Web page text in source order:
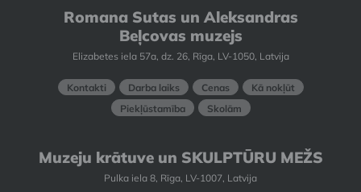
Romana Sutas un Aleksandras
Beļcovas muzejs
Elizabetes iela 57a, dz. 26, Rīga, LV-1050, Latvija
Kontakti Darba laiks Cenas
Kā nokļūt
Piekļūstamība
Skolām
Muzeju krātuve un SKULPTŪRU MEŽS
Pulka iela 8, Rīga, LV-1007, Latvija